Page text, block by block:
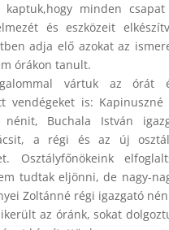
kaptuk,hogy minden
és eszközeit
adja elő azokat az
órákon tanult.
vártuk az órát
vendégeket is: Kapinuszné
nénit, Buchala István
a régi és az új
Osztályfőnökeink
tudtak eljönni, de nagy-
Zoltánné régi igazgató
az óránk, sokat